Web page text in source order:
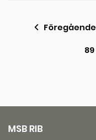
Föregående
89
MSB RIB